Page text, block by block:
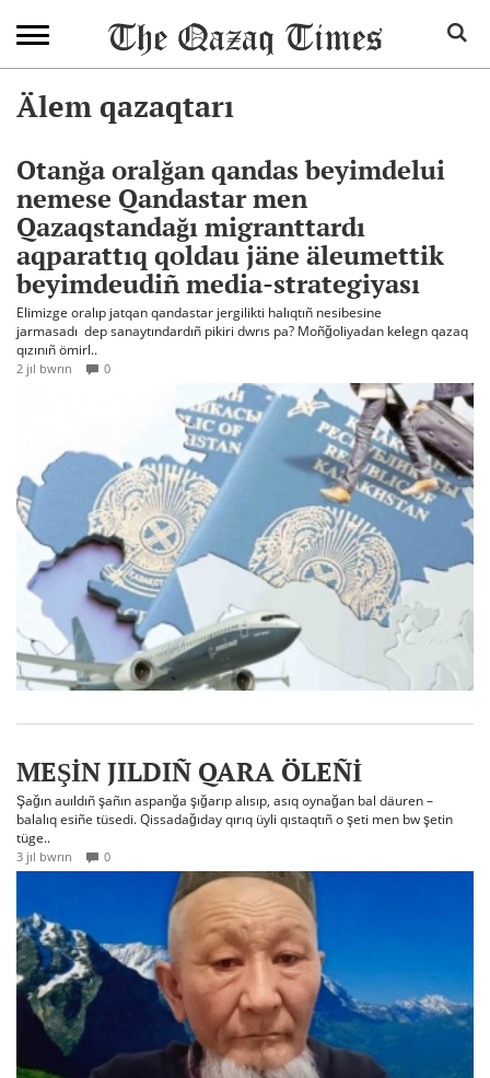
Älem qazaqtarı
Otanğa oralğan qandas beyimdelui
nemese Qandastar men
Qazaqstandağı migranttardı
aqparattıq qoldau jäne äleumettik
beyimdeudiñ media-strategiyası
Elimizge oralıp jatqan qandastar jergilikti halıqtıñ nesibesine
jarmasadı dep sanaytındardıñ pikiri dwrıs pa? Moñğoliyadan kelegn qazaq
qızınıñ ömirl..
2 jıl bwrın 0
MEŞİN JILDIÑ QARA ÖLEÑİ
Şağın auıldıñ şañın aspanğa şığarıp alısıp, asıq oynağan bal däuren –
balalıq esiñe tüsedi. Qissadağıday qırıq üyli qıstaqtıñ o şeti men bw şetin
tüge..
3 jıl bwrın 0